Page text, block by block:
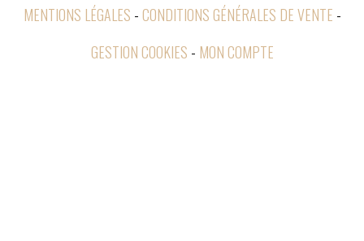
MENTIONS LÉGALES CONDITIONS GÉNÉRALES DE VENTE
GESTION COOKIES
MON COMPTE